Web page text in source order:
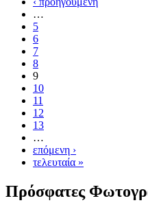
…
5
6
7
8
9
10
11
12
13
…
επόμενη ›
τελευταία »
Πρόσφατες